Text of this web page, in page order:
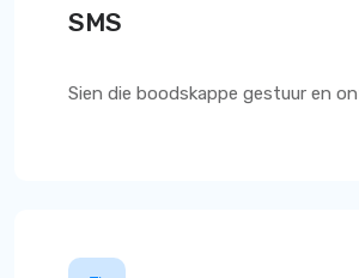
SMS
Sien die boodskappe gestuur en